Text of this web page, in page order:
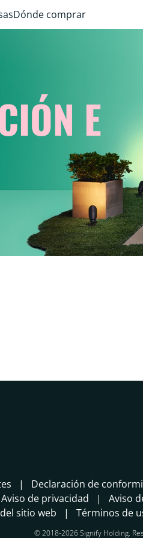
Dónde comprar
E
Declaración de
Aviso de privacidad Aviso
sitio web
Términos de
© 2018-2026 Signify Holding.